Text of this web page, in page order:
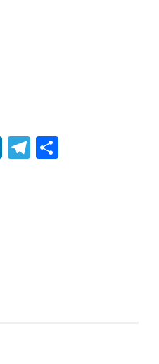
LinkedIn
Telegram